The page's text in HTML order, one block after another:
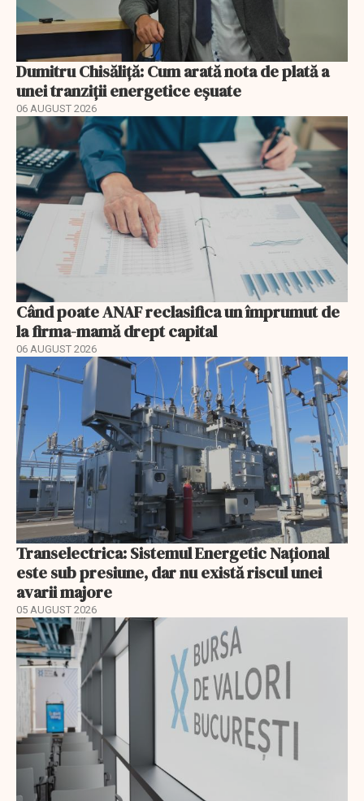
Dumitru Chisăliță: Cum arată nota de plată a
unei tranziții energetice eșuate
06 AUGUST 2026
Când poate ANAF reclasifica un împrumut de
la firma-mamă drept capital
06 AUGUST 2026
Transelectrica: Sistemul Energetic Național
este sub presiune, dar nu există riscul unei
avarii majore
05 AUGUST 2026